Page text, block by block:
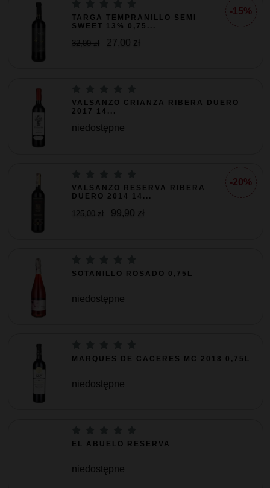
-15%
TARGA TEMPRANILLO SEMI
SWEET 13% 0,75...
32,00 zł 27,00 zł
VALSANZO CRIANZA RIBERA DUERO
2017 14...
niedostępne
-20%
VALSANZO RESERVA RIBERA
DUERO 2014 14...
125,00 zł 99,90 zł
SOTANILLO ROSADO 0,75L
niedostępne
MARQUES DE CACERES MC 2018 0,75L
niedostępne
EL ABUELO RESERVA
niedostępne